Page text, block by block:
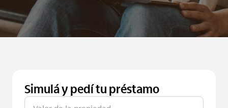
Simulá y pedí tu préstamo